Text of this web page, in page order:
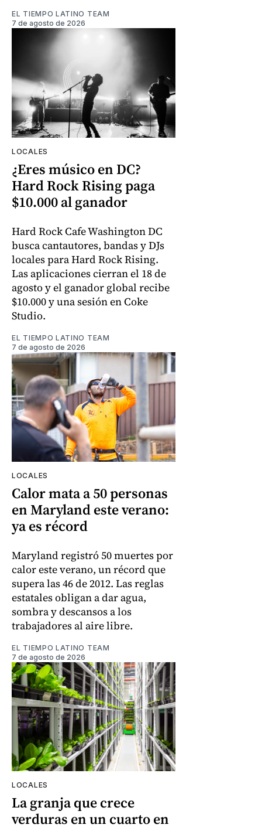
EL TIEMPO LATINO TEAM
7 de agosto de 2026
LOCALES
¿Eres músico en DC?
Hard Rock Rising paga
$10.000 al ganador
Hard Rock Cafe Washington DC
busca cantautores, bandas y DJs
locales para Hard Rock Rising.
Las aplicaciones cierran el 18 de
agosto y el ganador global recibe
$10.000 y una sesión en Coke
Studio.
EL TIEMPO LATINO TEAM
7 de agosto de 2026
LOCALES
Calor mata a 50 personas
en Maryland este verano:
ya es récord
Maryland registró 50 muertes por
calor este verano, un récord que
supera las 46 de 2012. Las reglas
estatales obligan a dar agua,
sombra y descansos a los
trabajadores al aire libre.
EL TIEMPO LATINO TEAM
7 de agosto de 2026
LOCALES
La granja que crece
verduras en un cuarto en